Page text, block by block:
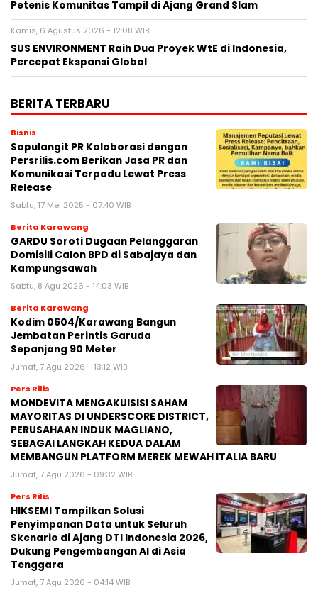
Petenis Komunitas Tampil di Ajang Grand Slam
Kamis, 6 Agustus 2026 - 12:08 WIB
SUS ENVIRONMENT Raih Dua Proyek WtE di Indonesia,
Percepat Ekspansi Global
BERITA TERBARU
Bisnis
Sapulangit PR Kolaborasi dengan
Persrilis.com Berikan Jasa PR dan
Komunikasi Terpadu Lewat Press
Release
Sabtu, 17 Mei 2025 - 07:40 WIB
Berita Karawang
GARDU Soroti Dugaan Pelanggaran
Domisili Calon BPD di Sabajaya dan
Kampungsawah
Sabtu, 8 Agu 2026 - 14:03 WIB
Berita Karawang
Kodim 0604/Karawang Bangun
Jembatan Perintis Garuda
Sepanjang 90 Meter
Jumat, 7 Agu 2026 - 13:12 WIB
Pers Rilis
MONDEVITA MENGAKUISISI SAHAM
MAYORITAS DI UNDERSCORE DISTRICT,
PERUSAHAAN INDUK MAGLIANO,
SEBAGAI LANGKAH KEDUA DALAM
MEMBANGUN PLATFORM MEREK MEWAH ITALIA BARU
Jumat, 7 Agu 2026 - 09:32 WIB
Pers Rilis
HIKSEMI Tampilkan Solusi
Penyimpanan Data untuk Seluruh
Skenario di Ajang DTI Indonesia 2026,
Dukung Pengembangan AI di Asia
Tenggara
Jumat, 7 Agu 2026 - 04:14 WIB